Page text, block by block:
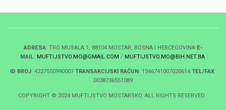
ADRESA: TRG MUSALA 1, 88104 MOSTAR, BOSNA I HERCEGOVINA E-
MAIL: MUFTIJSTVO.MO@GMAIL.COM / MUFTIJSTVO.MO@BIH.NET.BA
ID BROJ: 4227550990007TRANSAKCIJSKI RAČUN: 1346741007020614TEL/FAX:
0038736551089
COPYRIGHT © 2024 MUFTIJSTVO MOSTARSKO. ALL RIGHTS RESERVED.